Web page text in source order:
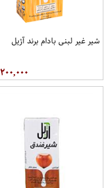
شیر غیر لبنی بادام برند آژیل
۲۰۰,۰۰۰